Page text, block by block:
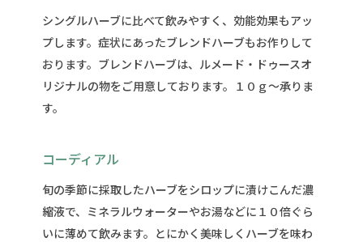
シングルハーブに比べて飲みやすく、効能効果もアッ
プします。症状にあったブレンドハーブもお作りして
おります。ブレンドハーブは、ルメード・ドゥースオ
リジナルの物をご用意しております。１０ｇ～承りま
す。
コーディアル
旬の季節に採取したハーブをシロップに漬けこんだ濃
縮液で、ミネラルウォーターやお湯などに１０倍ぐら
いに薄めて飲みます。とにかく美味しくハーブを味わ